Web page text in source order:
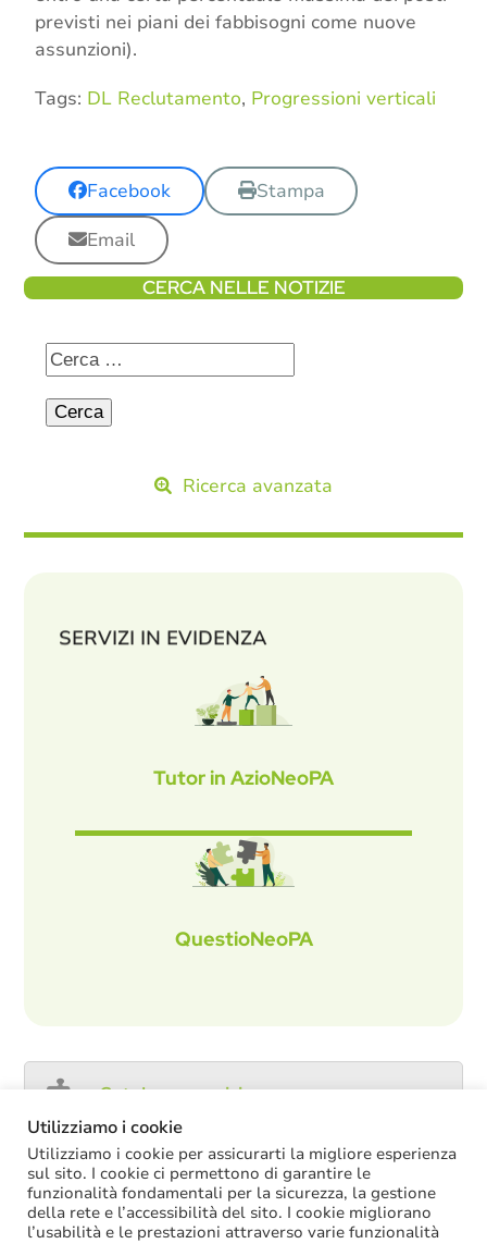
previsti nei piani dei fabbisogni come nuove
assunzioni).
Tags: DL Reclutamento, Progressioni verticali
Facebook
Stampa
Email
CERCA NELLE NOTIZIE
Ricerca avanzata
SERVIZI IN EVIDENZA
Tutor in AzioNeoPA
QuestioNeoPA
Catalogo servizi
ULTIME NOTIZIE
Decreto PA: nella versione definitiva salta il
Utilizziamo i cookie
Utilizziamo i cookie per assicurarti la migliore esperienza
sul sito. I cookie ci permettono di garantire le
funzionalità fondamentali per la sicurezza, la gestione
della rete e l’accessibilità del sito. I cookie migliorano
l’usabilità e le prestazioni attraverso varie funzionalità